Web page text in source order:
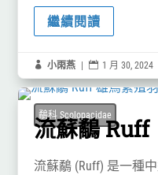
繼續閱讀
 小雨燕  1 月 30, 2024
鷸科 Scolopacidae
流蘇鷸 Ruff
流蘇鷸 (Ruff) 是一種